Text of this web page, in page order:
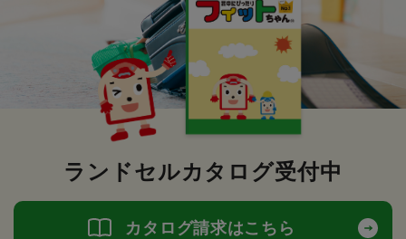
ランドセルカタログ受付中
カタログ請求はこちら